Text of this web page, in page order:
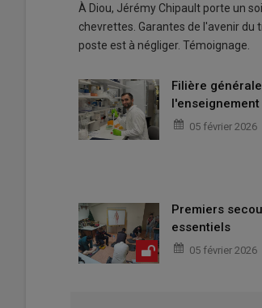
À Diou, Jérémy Chipault porte un
chevrettes. Garantes de l'avenir du
poste est à négliger. Témoignage.
Filière
l'enseignement
05 février 2026
Premiers
essentiels
05 février 2026